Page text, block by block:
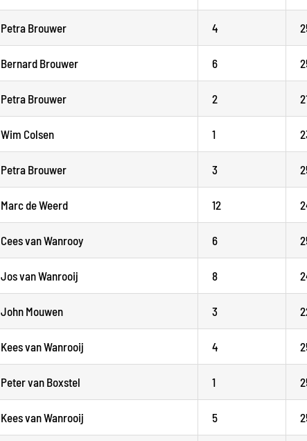
Petra Brouwer 4
Bernard Brouwer 6
Petra Brouwer 2
Wim Colsen 1
Petra Brouwer 3
Marc de Weerd 12
Cees van Wanrooy 6
Jos van Wanrooij 8
John Mouwen 3
Kees van Wanrooij 4
Peter van Boxstel 1
Kees van Wanrooij 5